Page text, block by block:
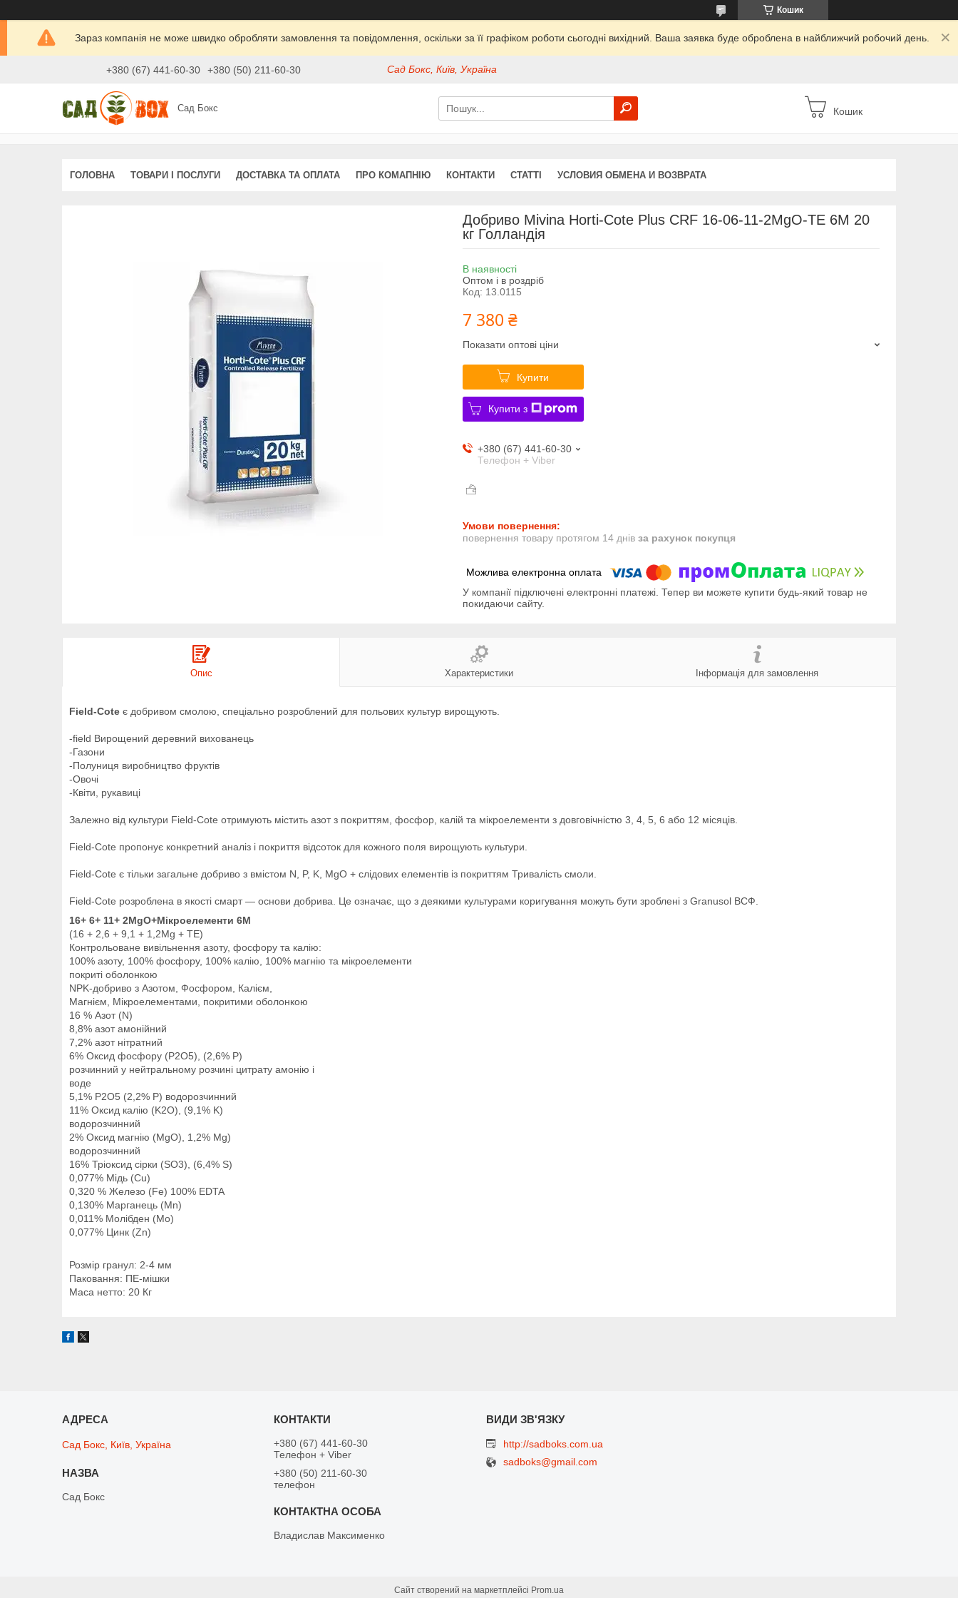
Кошик
Зараз компанія не може швидко обробляти замовлення та повідомлення, оскільки за її графіком роботи сьогодні вихідний. Ваша заявка буде оброблена в найближчий робочий день.
+380 (67) 441-60-30 +380 (50) 211-60-30 Сад Бокс, Київ, Україна
Сад Бокс Кошик
ГОЛОВНА ТОВАРИ І ПОСЛУГИ ДОСТАВКА ТА ОПЛАТА ПРО КОМАПНІЮ КОНТАКТИ СТАТТІ УСЛОВИЯ ОБМЕНА И ВОЗВРАТА
Добриво Mivina Horti-Cote Plus CRF 16-06-11-2MgO-TE 6M 20
кг Голландія
В наявності
Оптом і в роздріб
Код: 13.0115
7 380 ₴
Показати оптові ціни
Купити
Купити з
+380 (67) 441-60-30
Телефон + Viber
повернення товару протягом 14 днів за рахунок покупця
У компанії підключені електронні платежі. Тепер ви можете купити будь-який товар не
покидаючи сайту.
Опис Характеристики Інформація для замовлення
Field-Cote є добривом смолою, спеціально розроблений для польових культур вирощують.
-field Вирощений деревний вихованець
-Газони
-Полуниця виробництво фруктів
-Овочі
-Квіти, рукавиці
Залежно від культури Field-Cote отримують містить азот з покриттям, фосфор, калій та мікроелементи з довговічністю 3, 4, 5, 6 або 12 місяців.
Field-Cote пропонує конкретний аналіз і покриття відсоток для кожного поля вирощують культури.
Field-Cote є тільки загальне добриво з вмістом N, P, K, MgO + слідових елементів із покриттям Тривалість смоли.
Field-Cote розроблена в якості смарт — основи добрива. Це означає, що з деякими культурами коригування можуть бути зроблені з Granusol ВСФ.
16+ 6+ 11+ 2MgO+Мікроелементи 6M
(16 + 2,6 + 9,1 + 1,2Mg + TE)
Контрольоване вивільнення азоту, фосфору та калію:
100% азоту, 100% фосфору, 100% калію, 100% магнію та мікроелементи
покриті оболонкою
NPK-добриво з Азотом, Фосфором, Калієм,
Магнієм, Мікроелементами, покритими оболонкою
16 % Азот (N)
8,8% азот амонійний
7,2% азот нітратний
6% Оксид фосфору (P2O5), (2,6% P)
розчинний у нейтральному розчині цитрату амонію і
воде
5,1% P2O5 (2,2% P) водорозчинний
11% Оксид калію (K2O), (9,1% K)
водорозчинний
2% Оксид магнію (MgO), 1,2% Mg)
водорозчинний
16% Тріоксид сірки (SO3), (6,4% S)
0,077% Мідь (Cu)
0,320 % Железо (Fe) 100% EDTA
0,130% Марганець (Mn)
0,011% Молібден (Mo)
0,077% Цинк (Zn)
Розмір гранул: 2-4 мм
Паковання: ПЕ-мішки
Маса нетто: 20 Кг
Сад Бокс, Київ, Україна
Сад Бокс
+380 (67) 441-60-30
Телефон + Viber
+380 (50) 211-60-30
телефон
Владислав Максименко
http://sadboks.com.ua
sadboks@gmail.com
Сайт створений на маркетплейсі Prom.ua